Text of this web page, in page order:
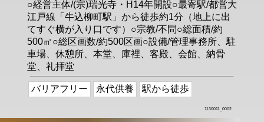
○経営主体/(宗)瑞光寺・H14年開設○最寄駅/都営大
江戸線「牛込柳町駅」から徒歩約1分（地上に出
てすぐ横が入り口です）○宗教/不問○総面積/約
500㎡○総区画数/約500区画○設備/管理事務所、駐
車場、休憩所、本堂、庫裡、客殿、会館、納骨
堂、礼拝堂
バリアフリー 永代供養 駅から徒歩
1130011_0002